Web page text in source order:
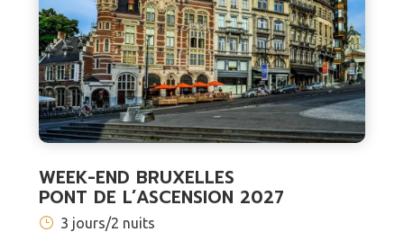
WEEK-END BRUXELLES
PONT DE L’ASCENSION 2027
3 jours/2 nuits